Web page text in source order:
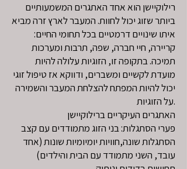
רילוקיישן הוא אחד האתגרים המשמעותיים
ביותר שזוג יכול לחוות. המעבר לארץ זרה מביא
איתו שינויים דרמטיים בכל תחומי החיים:
קריירה, חיי חברה, שפה, תרבות ומערכות
תמיכה. בתקופה זו, הזוגיות עלולה להיות
מועדת לקשיים ומשברים, ודווקא אז טיפול זוגי
יכול להיות המפתח להצלחת המעבר והשמירה
על הזוגיות.
האתגרים העיקריים ברילוקיישן
פערי הסתגלות: בני הזוג מתמודדים עם קצב
הסתגלות שונה,חוויות יומיומיות שונות (אחד
עובד, השני מתמודד עם הבית והילדים)